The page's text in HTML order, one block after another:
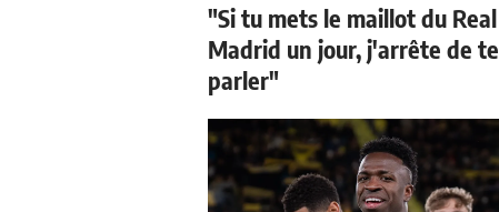
"Si tu mets le maillot du Real
Madrid un jour, j'arrête de te
parler"